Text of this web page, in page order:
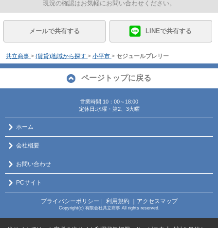
現況の確認はお気軽にお問い合わせください。
メールで共有する LINEで共有する
共立商事 > (賃貸)地域から探す > 小平市 > セジュールプレリー
ページトップに戻る
営業時間:10：00～18:00
定休日:水曜・第2、3火曜
ホーム
会社概要
お問い合わせ
PCサイト
プライバシーポリシー 利用規約 ｜アクセスマップ
Copyright(c) 有限会社共立商事 All rights reserved.